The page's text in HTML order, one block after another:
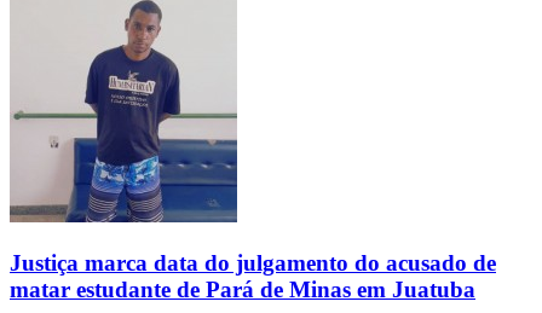
Justiça marca data do julgamento do acusado de
matar estudante de Pará de Minas em Juatuba